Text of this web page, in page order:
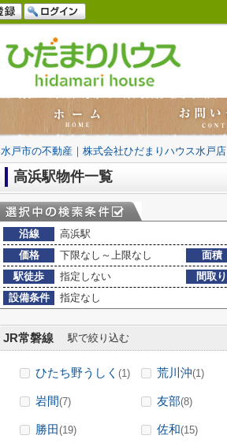
水戸市の不動産｜株式会社ひだまりハウス水戸店
高浜駅物件一覧
沿線
高浜駅
価格
下限なし～上限なし 面積
駅徒歩
指定しない 間取り
設備条件
指定なし
JR常磐線 駅で絞り込む
ひたち野うしく (1) 荒川沖(1)
岩間(7) 友部(8)
勝田(19) 佐和(15)